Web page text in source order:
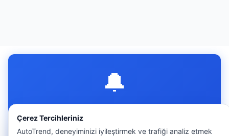
Çerez Tercihleriniz
AutoTrend, deneyiminizi iyileştirmek ve trafiği analiz etmek
🔔
Yeni ilanlar, fiyat düşüşleri ve mesajlar için anında bildirim